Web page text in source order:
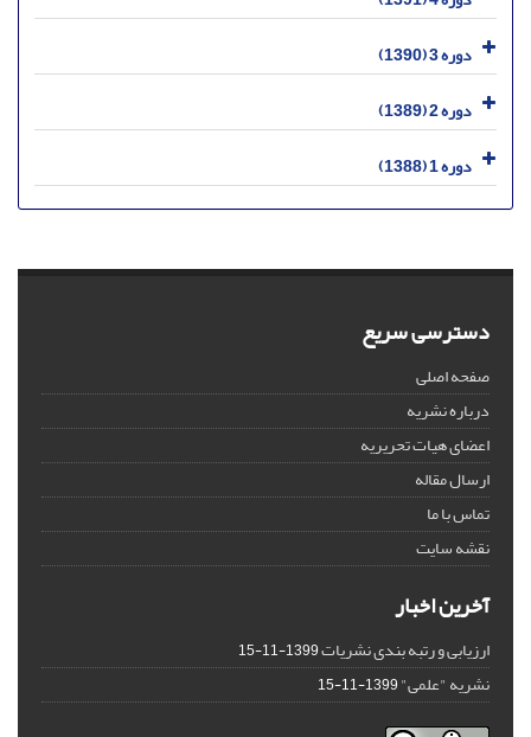
دوره 3 (1390)
دوره 2 (1389)
دوره 1 (1388)
دسترسی سریع
صفحه اصلی
درباره نشریه
اعضای هیات تحریریه
ارسال مقاله
تماس با ما
نقشه سایت
آخرین اخبار
ارزیابی و رتبه بندی نشریات1399-11-15
نشریه "علمی"1399-11-15